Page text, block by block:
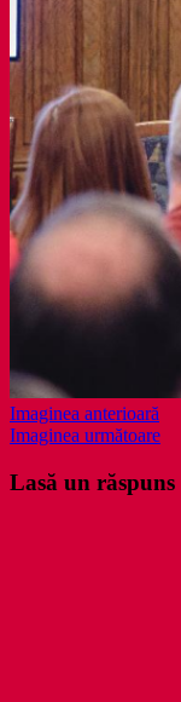
Imaginea anterioară
Imaginea următoare
Lasă un răspuns